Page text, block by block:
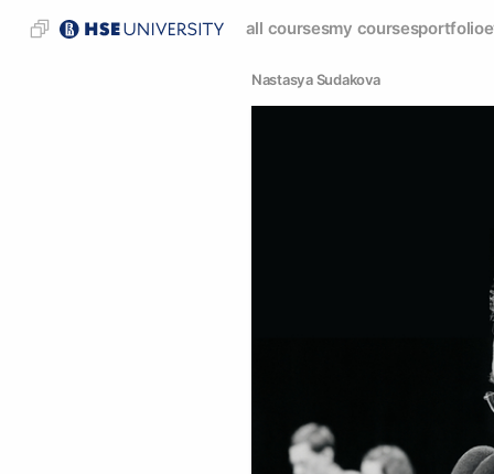
all coursesmy coursesportfolio
Nastasya Sudakova